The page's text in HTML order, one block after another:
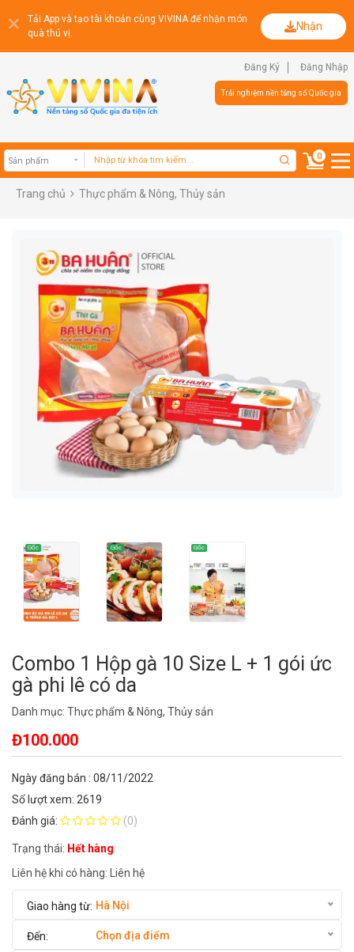
Tải App và tạo tài khoản cùng VIVINA để nhận món
quà thú vị.
Nhận
Đăng Ký Đăng Nhập
Trải nghiệm nền tảng số Quốc gia
0
Trang chủ Thực phẩm & Nông, Thủy sản
Combo 1 Hộp gà 10 Size L + 1 gói ức
gà phi lê có da
Danh mục: Thực phẩm & Nông, Thủy sản
Đ100.000
Ngày đăng bán : 08/11/2022
Số lượt xem: 2619
Đánh giá:
(0)
Trạng thái: Hết hàng
Liên hệ khi có hàng:
Liên hệ
Hà Nội
Chọn địa điểm